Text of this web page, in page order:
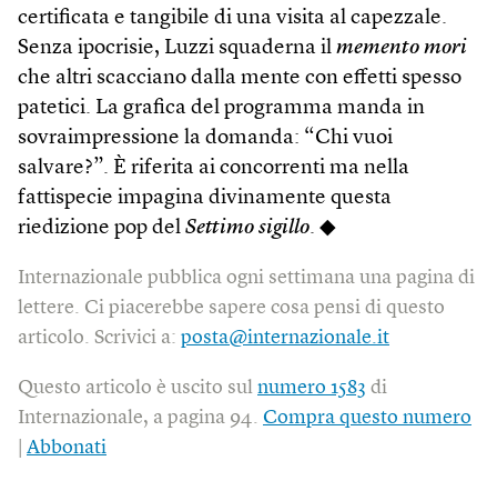
certificata e tangibile di una visita al capezzale.
Senza ipocrisie, Luzzi squaderna il memento mori
che altri scacciano dalla mente con effetti spesso
patetici. La grafica del programma manda in
sovraimpressione la domanda: “Chi vuoi
salvare?”. È riferita ai concorrenti ma nella
fattispecie impagina divinamente questa
riedizione pop del Settimo sigillo. ◆
Internazionale pubblica ogni settimana una pagina di
lettere. Ci piacerebbe sapere cosa pensi di questo
articolo. Scrivici a: posta@internazionale.it
Questo articolo è uscito sul numero 1583 di
Internazionale, a pagina 94. Compra questo numero
Abbonati